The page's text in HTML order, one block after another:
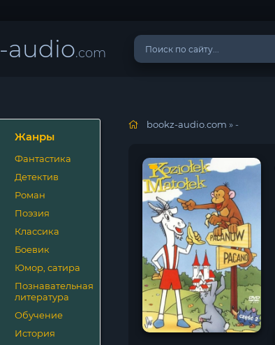
-audio.com
Жанры
Фантастика
Детектив
Роман
Поэзия
Классика
Боевик
Юмор, сатира
Познавательная
литература
Обучение
История
bookz-audio.com » -